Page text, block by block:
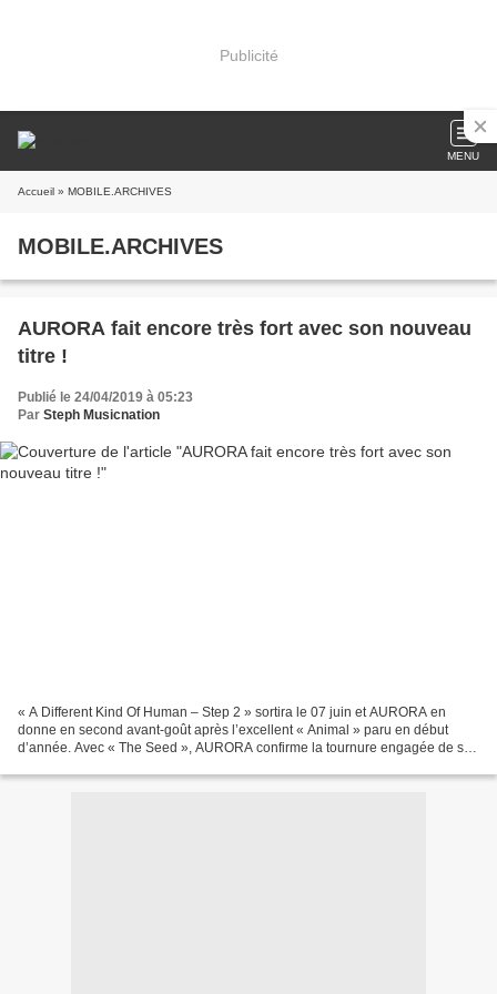
Publicité
MENU
Accueil » MOBILE.ARCHIVES
MOBILE.ARCHIVES
AURORA fait encore très fort avec son nouveau
titre !
Publié le 24/04/2019 à 05:23
Par Steph Musicnation
« A Different Kind Of Human – Step 2 » sortira le 07 juin et AURORA en
donne en second avant-goût après l’excellent « Animal » paru en début
d’année. Avec « The Seed », AURORA confirme la tournure engagée de son